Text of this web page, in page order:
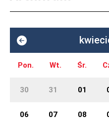
Pon. Wt. Śr.
30 31 01
06 07 08